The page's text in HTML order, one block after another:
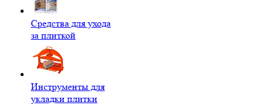
Средства для ухода
за плиткой
Инструменты для
укладки плитки